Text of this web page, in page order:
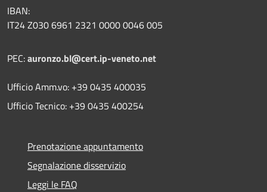
IBAN:
IT24 Z030 6961 2321 0000 0046 005
PEC:auronzo.bl@cert.ip-veneto.net
Ufficio Amm.vo: +39 0435 400035
Ufficio Tecnico: +39 0435 400254
Prenotazione appuntamento
Segnalazione disservizio
Leggi le FAQ